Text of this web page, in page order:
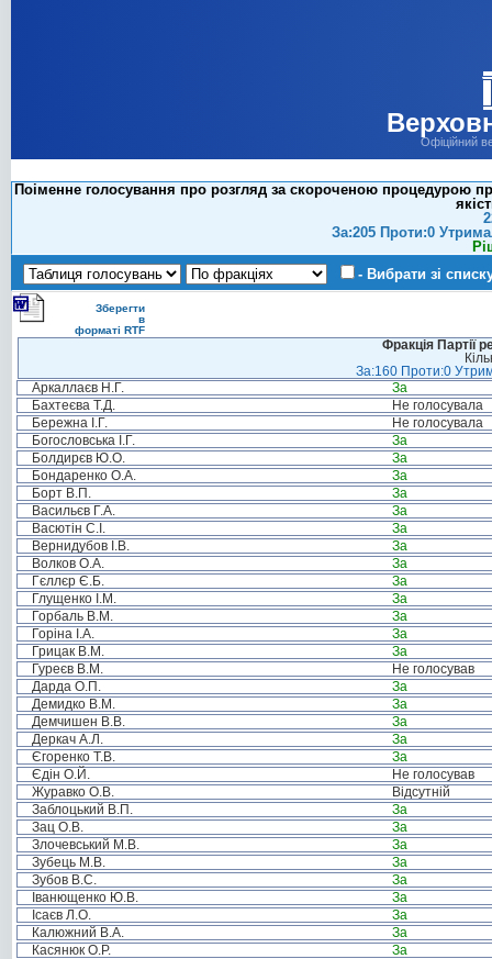
Офіційний
Поіменне голосування про розгляд за скороченою процедурою
За:205 Проти:0
- Вибрати зі
Зберегти
в
форматі RTF
Фракція Партії
За:160 Проти:0
Аркаллаєв Н.Г.
За
Бахтеєва Т.Д.
Не голосувала
Бережна І.Г.
Не голосувала
Богословська І.Г.
За
Болдирєв Ю.О.
За
Бондаренко О.А.
За
Борт В.П.
За
Васильєв Г.А.
За
Васютін С.І.
За
Вернидубов І.В.
За
Волков О.А.
За
Гєллєр Є.Б.
За
Глущенко І.М.
За
Горбаль В.М.
За
Горіна І.А.
За
Грицак В.М.
За
Гуреєв В.М.
Не голосував
Дарда О.П.
За
Демидко В.М.
За
Демчишен В.В.
За
Деркач А.Л.
За
Єгоренко Т.В.
За
Єдін О.Й.
Не голосував
Журавко О.В.
Відсутній
Заблоцький В.П.
За
Зац О.В.
За
Злочевський М.В.
За
Зубець М.В.
За
Зубов В.С.
За
Іванющенко Ю.В.
За
Ісаєв Л.О.
За
Калюжний В.А.
За
Касянюк О.Р.
За